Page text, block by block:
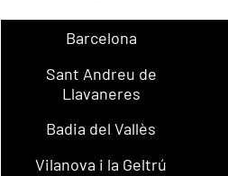
Barcelona
Sant Andreu de
Llavaneres
Badia del Vallès
Vilanova i la Geltrú